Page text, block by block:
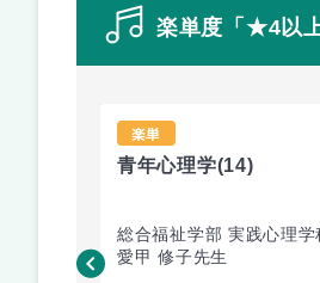
楽単度「★4以
楽単
青年心理学(14)
総合福祉学部 実践心理学
愛甲 修子先生